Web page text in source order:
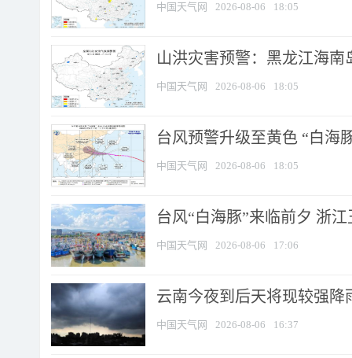
中国天气网 2026-08-06 18:05
山洪灾害预警：黑龙江海
中国天气网 2026-08-06 18:05
台风预警升级至黄色 “白海
中国天气网 2026-08-06 18:05
台风“白海豚”来临前夕 浙
中国天气网 2026-08-06 17:06
云南今夜到后天将现较强降
中国天气网 2026-08-06 16:37